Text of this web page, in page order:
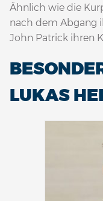
Ähnlich wie die
nach dem Abgang
John Patrick ihren
LUKAS